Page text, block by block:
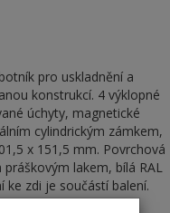
pro uskladnění a
konstrukcí. 4 výklopné
úchyty, magnetické
cylindrickým zámkem,
x 151,5 mm. Povrchová
lakem, bílá RAL
ke zdi je součástí balení.
před šířením